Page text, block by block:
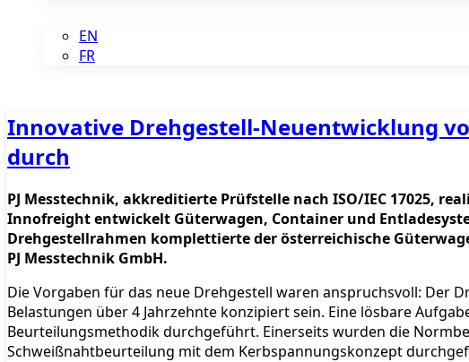
EN
FR
Innovative Drehgestell-Neuentwicklung
durch
PJ Messtechnik, akkreditierte Prüfstelle nach ISO/IEC 17025,
Innofreight entwickelt Güterwagen, Container und
Drehgestellrahmen komplettierte der österreichische
PJ Messtechnik GmbH.
Die Vorgaben für das neue Drehgestell waren anspruchsvoll:
Belastungen über 4 Jahrzehnte konzipiert sein. Eine lösbare
Beurteilungsmethodik durchgeführt. Einerseits wurden die
Schweißnahtbeurteilung mit dem Kerbspannungskonzept